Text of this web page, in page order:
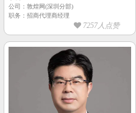
公司：敦煌网(深圳分部)
职务：招商代理商经理
7257人点赞